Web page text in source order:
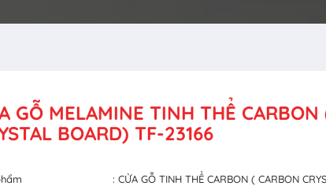
GỖ MELAMINE TINH THỂ CARBON
BOARD) TF-23166
: CỬA GỖ TINH THỂ CARBON ( CARBON